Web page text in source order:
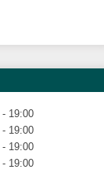
19:00
19:00
19:00
19:00